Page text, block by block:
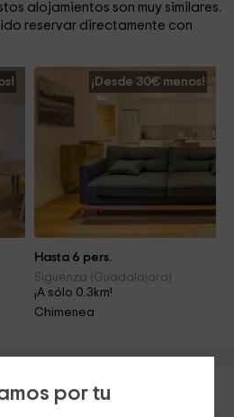
por tu
alojamientos son muy similares.
reservar directamente con
¡Desde 30€ menos!
Hasta 6 pers.
Siguenza (Guadalajara)
¡A sólo 0.3km!
Chimenea
rural Cayetana